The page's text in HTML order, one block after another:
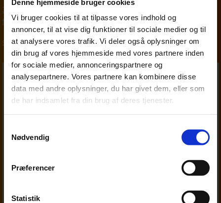
Denne hjemmeside bruger cookies
Vi bruger cookies til at tilpasse vores indhold og
annoncer, til at vise dig funktioner til sociale medier og til
at analysere vores trafik. Vi deler også oplysninger om
din brug af vores hjemmeside med vores partnere inden
for sociale medier, annonceringspartnere og
analysepartnere. Vores partnere kan kombinere disse
data med andre oplysninger, du har givet dem, eller som
de har indsamlet fra din brug af deres tjenester.
Nødvendig
Præferencer
Statistik
33 18 13 29
fim@beierholm.dk
Skat, moms og afgifter